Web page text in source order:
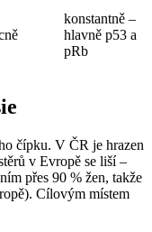
konstantně –
hlavně p53 a
pRb
čípku. V ČR je hrazen
v Evropě se liší –
přes 90 % žen, takže
Cílovým místem